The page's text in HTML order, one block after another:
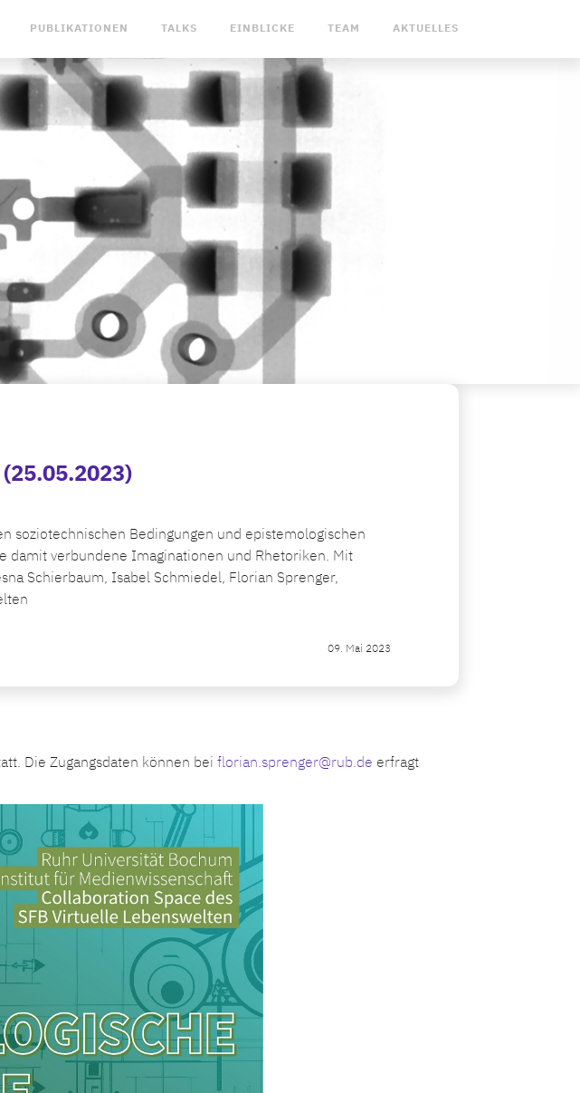
PUBLIKATIONEN TALKS EINBLICKE TEAM AKTUELLES
soziotechnischen Bedingungen und epistemologischen
verbundene Imaginationen und Rhetoriken. Mit
Schierbaum, Isabel Schmiedel, Florian Sprenger,
09. Mai 2023
Die Zugangsdaten können beiflorian.sprenger@rub.de erfragt